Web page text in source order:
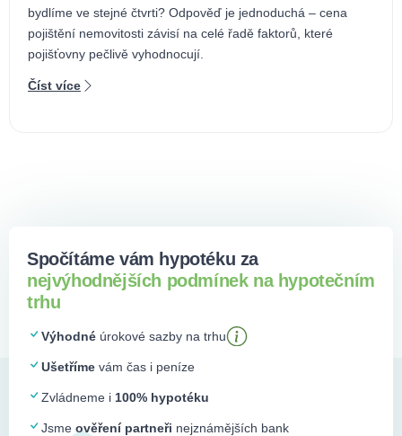
bydlíme ve stejné čtvrti? Odpověď je jednoduchá – cena
pojištění nemovitosti závisí na celé řadě faktorů, které
pojišťovny pečlivě vyhodnocují.
Číst více
Spočítáme vám hypotéku za
nejvýhodnějších podmínek na hypotečním
trhu
Výhodné úrokové sazby na trhu
Ušetříme vám čas i peníze
Zvládneme i 100% hypotéku
Jsme ověření partneři nejznámějších bank